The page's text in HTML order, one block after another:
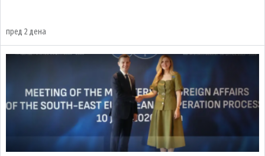
пред 2 дена